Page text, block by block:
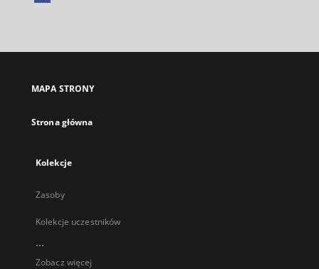
się
karcie
MAPA STRONY
Strona główna
Kolekcje
Zasoby
Kolekcje uczestników
...
Zobacz więcej